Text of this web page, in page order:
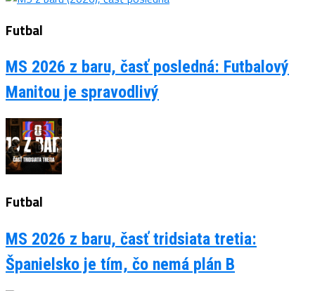
Futbal
MS 2026 z baru, časť posledná: Futbalový
Manitou je spravodlivý
Futbal
MS 2026 z baru, časť tridsiata tretia:
Španielsko je tím, čo nemá plán B